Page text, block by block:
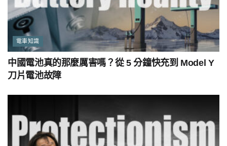
電車知識
中國電池真的那麼厲害嗎？從 5 分鐘快充到 Model Y
刀片電池故障